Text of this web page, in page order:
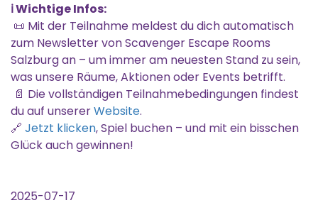
ℹ️ Wichtige Infos:
📜 Mit der Teilnahme meldest du dich automatisch
zum Newsletter von Scavenger Escape Rooms
Salzburg an – um immer am neuesten Stand zu sein,
was unsere Räume, Aktionen oder Events betrifft.
📄 Die vollständigen Teilnahmebedingungen findest
du auf unsererWebsite.
🔗 Jetzt klicken, Spiel buchen – und mit ein bisschen
Glück auch gewinnen!
2025-07-17